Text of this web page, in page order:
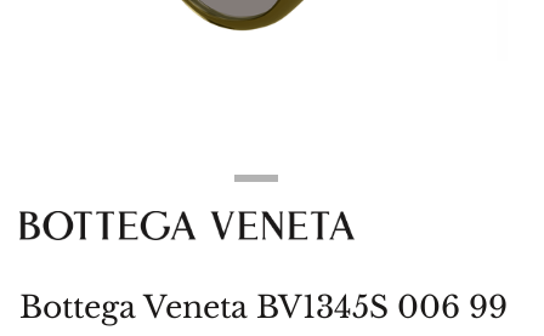
Bottega Veneta BV1345S 006 99